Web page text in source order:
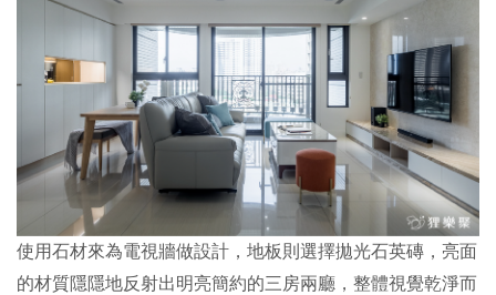
使用石材來為電視牆做設計，地板則選擇拋光石英磚，亮面
的材質隱隱地反射出明亮簡約的三房兩廳，整體視覺乾淨而